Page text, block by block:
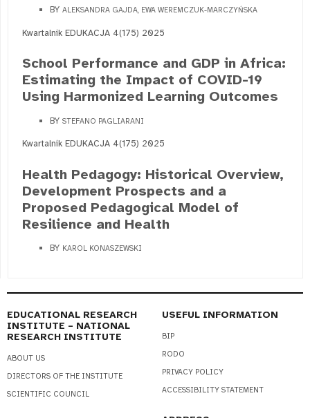
BY ALEKSANDRA GAJDA, EWA WEREMCZUK-MARCZYŃSKA
Kwartalnik EDUKACJA 4(175) 2025
School Performance and GDP in Africa:
Estimating the Impact of COVID-19
Using Harmonized Learning Outcomes
BY STEFANO PAGLIARANI
Kwartalnik EDUKACJA 4(175) 2025
Health Pedagogy: Historical Overview,
Development Prospects and a
Proposed Pedagogical Model of
Resilience and Health
BY KAROL KONASZEWSKI
EDUCATIONAL RESEARCH
INSTITUTE – NATIONAL
RESEARCH INSTITUTE
ABOUT US
DIRECTORS OF THE INSTITUTE
SCIENTIFIC COUNCIL
USEFUL INFORMATION
BIP
RODO
PRIVACY POLICY
ACCESSIBILITY STATEMENT